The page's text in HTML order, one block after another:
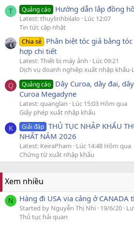
T Quảng cáo Hướng dẫn lắp đồng
Latest: thuylinhbilalo
Lúc 12:07
Tin tức cập nhật
Chia sẻ Phân biệt tóc giả bằng
hợp chi tiết
Latest: Thiết bị máy ảnh
Lúc 09:21
Dịch vụ doanh nghiệp xuất nhập khẩu-
Q Quảng cáo Dây Curoa, dây đai,
Curoa Megadyne
Latest: quanglan
Lúc 15:03 Hôm qua
Giấy phép xuất nhập khẩu
K Giải đáp THỦ TỤC NHẬP KHẨU
NHẤT NĂM 2026
Latest: KeiraPham
Lúc 14:48 Hôm qua
Chứng từ xuất nhập khẩu
Xem nhiều
N Hàng đi USA via cảng ở CANADA
Started by Nguyễn Thị Nhi 19/6/20
Thủ tục hải quan